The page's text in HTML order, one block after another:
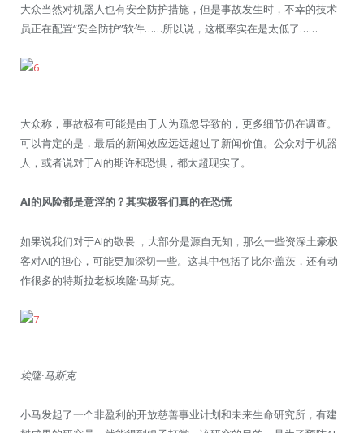
大众当然对机器人也有安全防护措施，但是事故发生时，不幸的技术
员正在配置“安全防护”软件……所以说，这概率实在是太低了……
大众称，事故极有可能是由于人为疏忽导致的，更多细节仍在调查。
可以肯定的是，最后的新闻效应远远超过了新闻价值。公众对于机器
人，或者说对于AI的期许和恐惧，都太超现实了。
AI的风险都是意淫的？其实极客们真的在恐慌
如果说我们对于AI的敬畏 ，大部分是源自无知，那么一些资深土豪极
客对AI的担心，可能更加深切一些。这其中包括了比尔·盖茨，还有动
作很多的特斯拉老板埃隆·马斯克。
埃隆·马斯克
小马发起了一个非盈利的开放慈善事业计划和未来生命研究所， 有建